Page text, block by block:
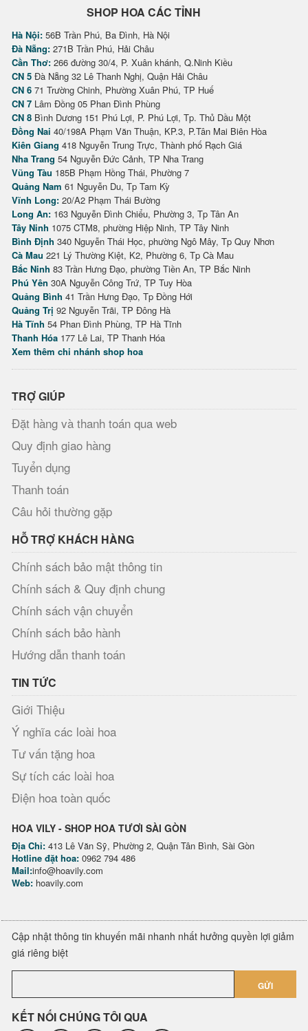
SHOP HOA CÁC TỈNH
Hà Nội: 56B Trần Phú, Ba Đình, Hà Nội
Đà Nẵng: 271B Trần Phú, Hải Châu
Cần Thơ: 266 đường 30/4, P. Xuân khánh, Q.Ninh Kiều
CN 5 Đà Nẵng 32 Lê Thanh Nghị, Quận Hải Châu
CN 6 71 Trường Chinh, Phường Xuân Phú, TP Huế
CN 7 Lâm Đồng 05 Phan Đình Phùng
CN 8 Bình Dương 151 Phú Lợi, P. Phú Lợi, Tp. Thủ Dầu Một
Đồng Nai 40/198A Phạm Văn Thuận, KP.3, P.Tân Mai Biên Hòa
Kiên Giang 418 Nguyễn Trung Trực, Thành phố Rạch Giá
Nha Trang 54 Nguyễn Đức Cảnh, TP Nha Trang
Vũng Tàu 185B Phạm Hồng Thái, Phường 7
Quảng Nam 61 Nguyễn Du, Tp Tam Kỳ
Vĩnh Long: 20/A2 Phạm Thái Bường
Long An: 163 Nguyễn Đình Chiểu, Phường 3, Tp Tân An
Tây Ninh 1075 CTM8, phường Hiệp Ninh, TP Tây Ninh
Bình Định 340 Nguyễn Thái Học, phường Ngô Mây, Tp Quy Nhơn
Cà Mau 221 Lý Thường Kiệt, K2, Phường 6, Tp Cà Mau
Bắc Ninh 83 Trần Hưng Đạo, phường Tiền An, TP Bắc Ninh
Phú Yên 30A Nguyễn Công Trứ, TP Tuy Hòa
Quảng Bình 41 Trần Hưng Đạo, Tp Đồng Hới
Quảng Trị 92 Nguyễn Trãi, TP Đông Hà
Hà Tĩnh 54 Phan Đình Phùng, TP Hà Tĩnh
Thanh Hóa 177 Lê Lai, TP Thanh Hóa
Xem thêm chi nhánh shop hoa
TRỢ GIÚP
Đặt hàng và thanh toán qua web
Quy định giao hàng
Tuyển dụng
Thanh toán
Câu hỏi thường gặp
HỖ TRỢ KHÁCH HÀNG
Chính sách bảo mật thông tin
Chính sách & Quy định chung
Chính sách vận chuyển
Chính sách bảo hành
Hướng dẫn thanh toán
TIN TỨC
Giới Thiệu
Ý nghĩa các loài hoa
Tư vấn tặng hoa
Sự tích các loài hoa
Điện hoa toàn quốc
HOA VILY - SHOP HOA TƯƠI SÀI GÒN
Địa Chỉ: 413 Lê Văn Sỹ, Phường 2, Quận Tân Bình, Sài Gòn
Hotline đặt hoa: 0962 794 486
Mail:info@hoavily.com
Web: hoavily.com
Cập nhật thông tin khuyến mãi nhanh nhất hưởng quyền lợi giảm
giá riêng biệt
GỬI
KẾT NỐI CHÚNG TÔI QUA